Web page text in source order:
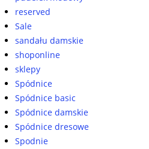
reserved
Sale
sandału damskie
shoponline
sklepy
Spódnice
Spódnice basic
Spódnice damskie
Spódnice dresowe
Spodnie